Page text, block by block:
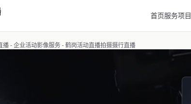
首页服务项目
播 - 企业活动影像服务 - 鹤岗活动直播拍摄摄行直播